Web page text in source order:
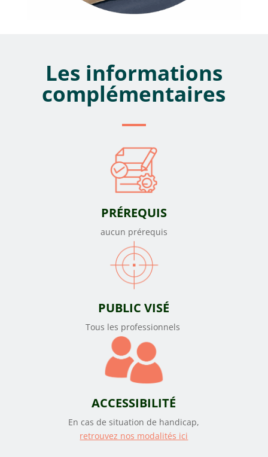
Les informations
complémentaires
PRÉREQUIS
aucun prérequis
PUBLIC VISÉ
Tous les professionnels
ACCESSIBILITÉ
En cas de situation de handicap,
retrouvez nos modalités ici